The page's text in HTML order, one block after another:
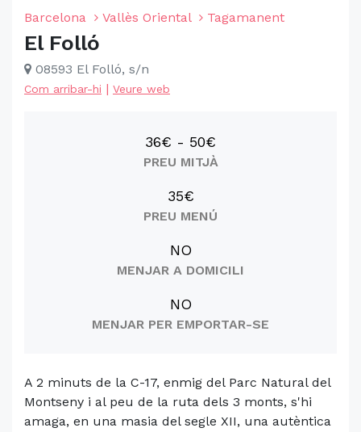
Barcelona Vallès Oriental Tagamanent
El Folló
08593 El Folló, s/n
Com arribar-hi | Veure web
36€ - 50€
PREU MITJÀ
35€
PREU MENÚ
NO
MENJAR A DOMICILI
NO
MENJAR PER EMPORTAR-SE
A 2 minuts de la C-17, enmig del Parc Natural del
Montseny i al peu de la ruta dels 3 monts, s'hi
amaga, en una masia del segle XII, una autèntica